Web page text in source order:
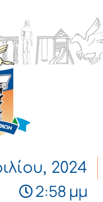
2024
2:58 μμ